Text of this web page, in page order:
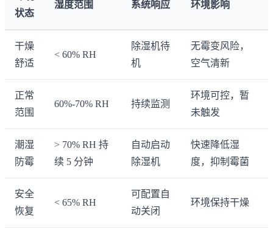
状态
湿度范围 系统响应 环境影响
干燥
舒适
< 60% RH
除湿机待
机
无霉变风险，
空气清新
正常
范围
60%-70% RH 持续监测
环境可控，暂
未触发
潮湿
防霉
> 70% RH 持
续 5 分钟
自动启动
除湿机
快速降低湿
度，抑制霉菌
安全
恢复
< 65% RH
可配置自
动关闭
环境保持干燥